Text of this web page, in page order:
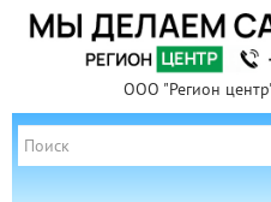
ООО "Регион